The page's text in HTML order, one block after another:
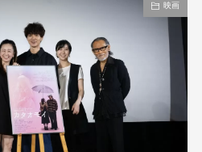
映画